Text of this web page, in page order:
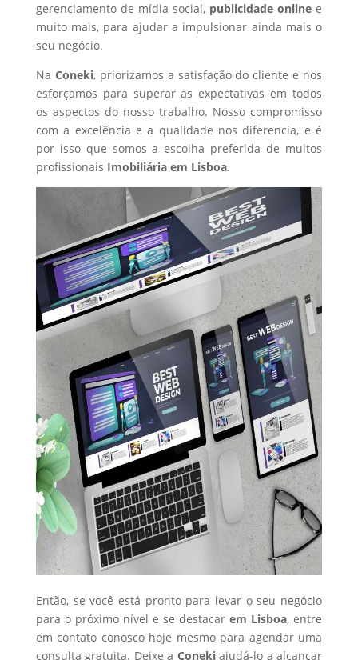
gerenciamento de mídia social, publicidade online e
muito mais, para ajudar a impulsionar ainda mais o
seu negócio.
Na Coneki, priorizamos a satisfação do cliente e nos
esforçamos para superar as expectativas em todos
os aspectos do nosso trabalho. Nosso compromisso
com a excelência e a qualidade nos diferencia, e é
por isso que somos a escolha preferida de muitos
profissionais Imobiliáriaem Lisboa.
Então, se você está pronto para levar o seu negócio
para o próximo nível e se destacarem Lisboa, entre
em contato conosco hoje mesmo para agendar uma
consulta gratuita. Deixe a Conekiajudá-lo a alcançar